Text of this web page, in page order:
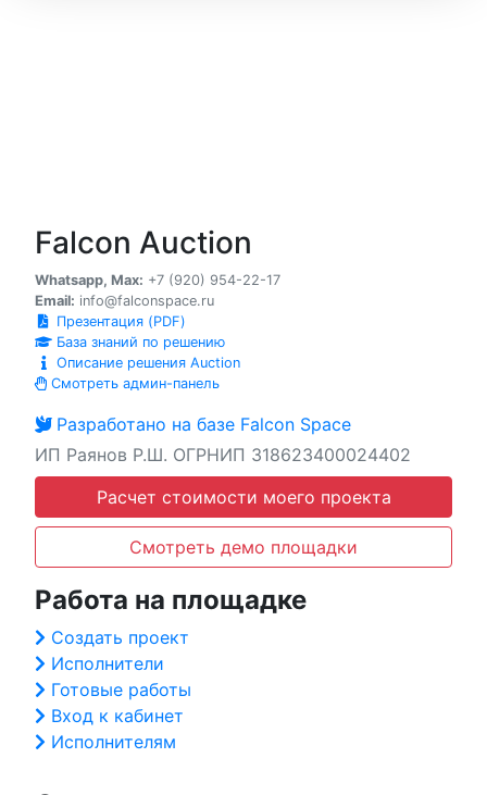
Falcon Auction
Whatsapp, Max: +7 (920) 954-22-17
Email: info@falconspace.ru
Презентация (PDF)
База знаний по решению
Описание решения Auction
Смотреть админ-панель
Разработано на базе Falcon Space
ИП Раянов Р.Ш. ОГРНИП 318623400024402
Расчет стоимости моего проекта
Смотреть демо площадки
Работа на площадке
Создать проект
Исполнители
Готовые работы
Вход к кабинет
Исполнителям